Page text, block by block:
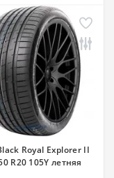
Royal Explorer II
R20 105Y летняя